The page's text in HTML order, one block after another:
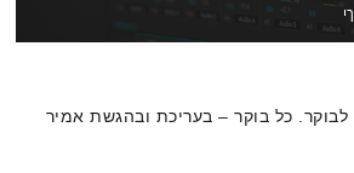
כל בוקר – בעריכת ובהגשת אמיר